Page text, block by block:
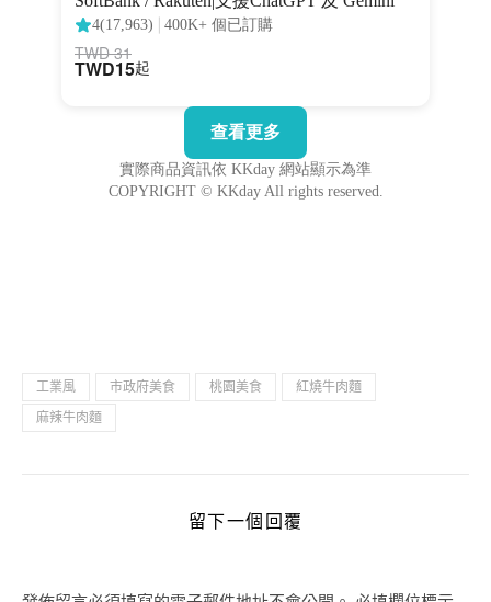
工業風 市政府美食 桃園美食
紅燒牛肉麵
麻辣牛肉麵
留下一個回覆